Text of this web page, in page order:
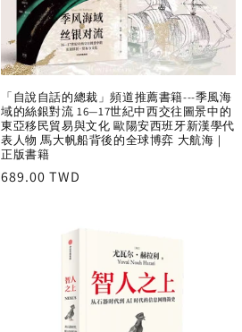
「自說自話的總裁」頻道推薦書籍---季風海
域的絲銀對流 16—17世紀中西交往圖景中的
東亞移民貿易與文化 歐陽安西班牙新漢學代
表人物 馬大帆船背後的全球博弈 大航海｜
正版書籍
Regular
689.00 TWD